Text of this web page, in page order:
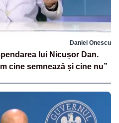
Daniel Onescu
lui Nicușor Dan.
cine semnează și cine nu”